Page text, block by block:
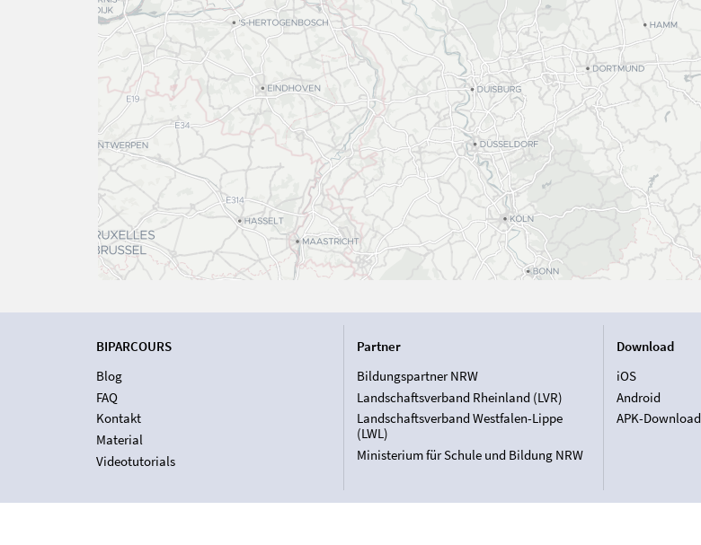
BIPARCOURS
Blog
FAQ
Kontakt
Material
Videotutorials
Partner
Bildungspartner NRW
Landschaftsverband Rheinland (LVR)
Landschaftsverband Westfalen-Lippe
(LWL)
Ministerium für Schule und Bildung NRW
Download
iOS
Android
APK-Download